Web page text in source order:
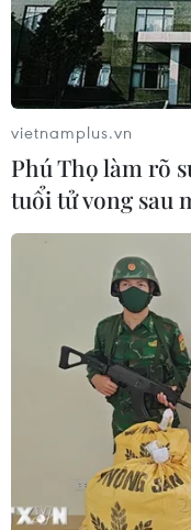
TIN CÙNG
Thị trường vaccine
hướng sang người
08/08/2026 15:01
Chuyên gia Nhật
nên ưu tiên sản
08/08/2026 13:28
vietnamplus.vn
Phú Thọ làm rõ
tuổi tử vong sau